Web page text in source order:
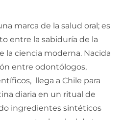
marca de la salud oral; es
entre la sabiduría de la
la ciencia moderna. Nacida
entre odontólogos,
llega a Chile para
diaria en un ritual de
ingredientes sintéticos